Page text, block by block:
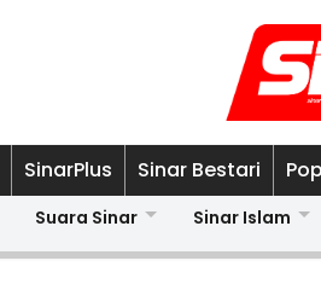
SinarPlus Sinar Bestari
Suara Sinar Sinar Islam